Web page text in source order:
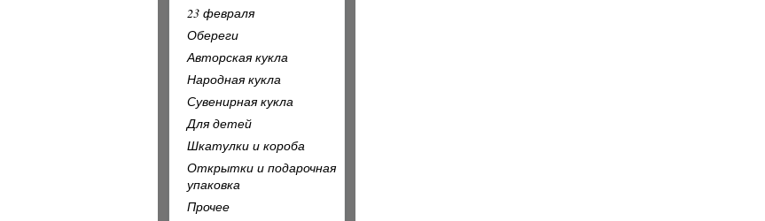
23 февраля
Обереги
Авторская кукла
Народная кукла
Сувенирная кукла
Для детей
Шкатулки и короба
Открытки и подарочная
упаковка
Прочее